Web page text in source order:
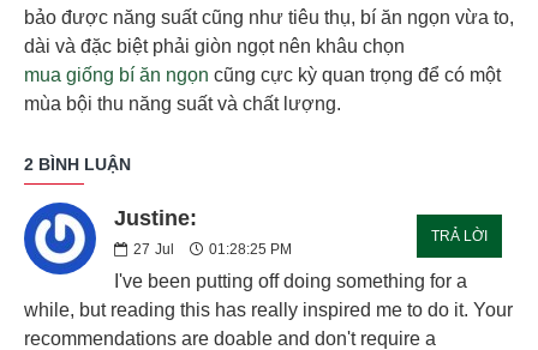
bảo được năng suất cũng như tiêu thụ, bí ăn ngọn vừa to,
dài và đặc biệt phải giòn ngọt nên khâu chọn
mua giống bí ăn ngọn cũng cực kỳ quan trọng để có một
mùa bội thu năng suất và chất lượng.
2 BÌNH LUẬN
Justine:
27 Jul 01:28:25 PM
TRẢ LỜI
I've been putting off doing something for a
while, but reading this has really inspired me to do it. Your
recommendations are doable and don't require a